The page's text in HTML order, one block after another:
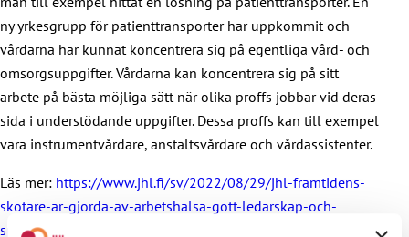
ny yrkesgrupp för patienttransporter har uppkommit och
vårdarna har kunnat koncentrera sig på egentliga vård- och
omsorgsuppgifter. Vårdarna kan koncentrera sig på sitt
arbete på bästa möjliga sätt när olika proffs jobbar vid deras
sida i understödande uppgifter. Dessa proffs kan till exempel
vara instrumentvårdare, anstaltsvårdare och vårdassistenter.
Läs mer: https://www.jhl.fi/sv/2022/08/29/jhl-framtidens-
skotare-ar-gjorda-av-arbetshalsa-gott-ledarskap-och-
sporrande-lon/